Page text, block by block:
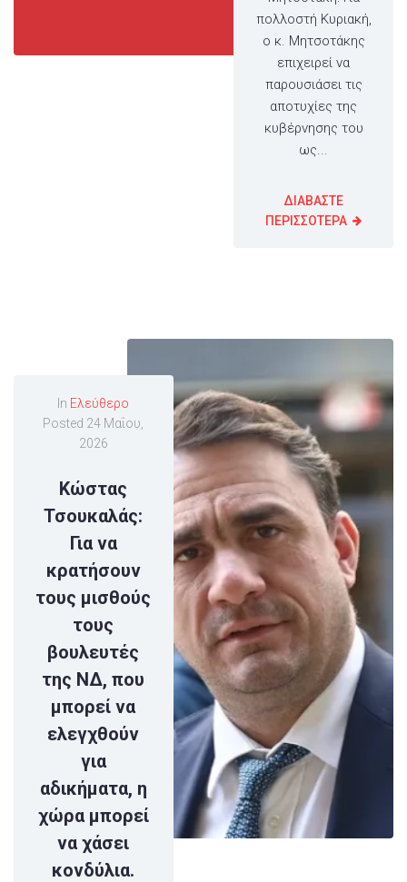
πολλοστή Κυριακή,
ο κ. Μητσοτάκης
επιχειρεί να
παρουσιάσει τις
αποτυχίες της
κυβέρνησης του
ως...
ΔΙΑΒΑΣΤΕ
ΠΕΡΙΣΣΟΤΕΡΑ
In Ελεύθερο
Posted 24 Μαΐου,
2026
Κώστας
Τσουκαλάς:
Για να
κρατήσουν
τους μισθούς
τους
βουλευτές
της ΝΔ, που
μπορεί να
ελεγχθούν
για
αδικήματα, η
χώρα μπορεί
να χάσει
κονδύλια.